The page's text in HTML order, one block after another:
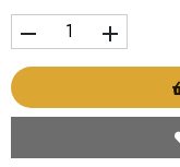
remove add